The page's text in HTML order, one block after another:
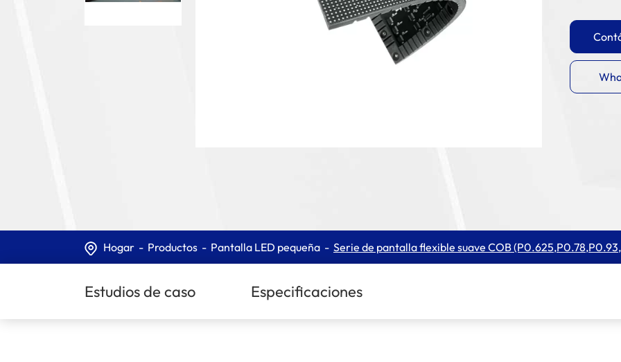
Hogar Productos Pantalla LED pequeña Serie de pantalla flexible suave COB
Estudios de caso Especificaciones